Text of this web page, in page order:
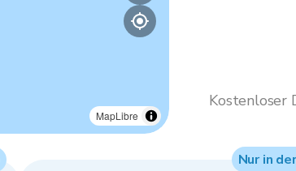
MapLibre
Kostenloser
Nur in